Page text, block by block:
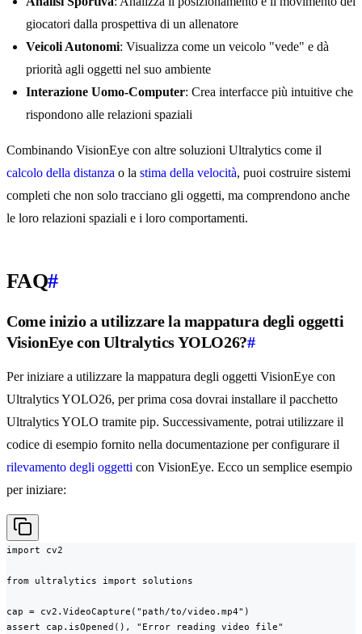
giocatori dalla prospettiva di un allenatore
Veicoli Autonomi: Visualizza come un veicolo "vede" e dà
priorità agli oggetti nel suo ambiente
Interazione Uomo-Computer: Crea interfacce più intuitive che
rispondono alle relazioni spaziali
Combinando VisionEye con altre soluzioni Ultralytics come il
calcolo della distanza o la stima della velocità, puoi costruire sistemi
completi che non solo tracciano gli oggetti, ma comprendono anche
le loro relazioni spaziali e i loro comportamenti.
FAQ#
Come inizio a utilizzare la mappatura degli oggetti
VisionEye con Ultralytics YOLO26?#
Per iniziare a utilizzare la mappatura degli oggetti VisionEye con
Ultralytics YOLO26, per prima cosa dovrai installare il pacchetto
Ultralytics YOLO tramite pip. Successivamente, potrai utilizzare il
codice di esempio fornito nella documentazione per configurare il
rilevamento degli oggetti con VisionEye. Ecco un semplice esempio
per iniziare:
import cv2
from ultralytics import solutions
cap = cv2.VideoCapture("path/to/video.mp4")
assert cap.isOpened(), "Error reading video file"